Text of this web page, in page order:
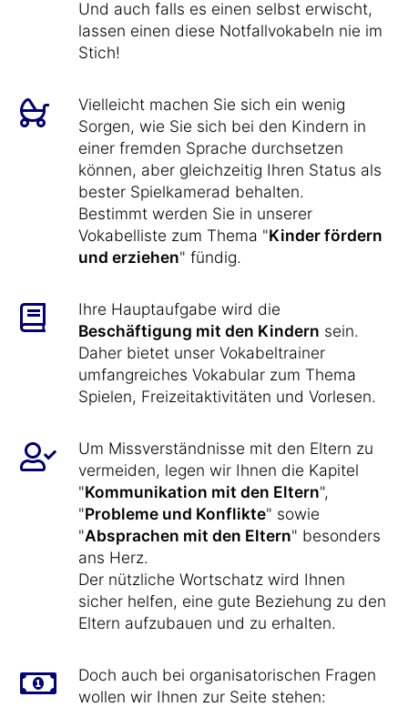
Und auch falls es einen selbst erwischt,
lassen einen diese Notfallvokabeln nie im
Stich!
Vielleicht machen Sie sich ein wenig
Sorgen, wie Sie sich bei den Kindern in
einer fremden Sprache durchsetzen
können, aber gleichzeitig Ihren Status als
bester Spielkamerad behalten.
Bestimmt werden Sie in unserer
Vokabelliste zum Thema "Kinder fördern
und erziehen" fündig.
Ihre Hauptaufgabe wird die
Beschäftigung mit den Kindern sein.
Daher bietet unser Vokabeltrainer
umfangreiches Vokabular zum Thema
Spielen, Freizeitaktivitäten und Vorlesen.
Um Missverständnisse mit den Eltern zu
vermeiden, legen wir Ihnen die Kapitel
"Kommunikation mit den Eltern",
"Probleme und Konflikte" sowie
"Absprachen mit den Eltern" besonders
ans Herz.
Der nützliche Wortschatz wird Ihnen
sicher helfen, eine gute Beziehung zu den
Eltern aufzubauen und zu erhalten.
Doch auch bei organisatorischen Fragen
wollen wir Ihnen zur Seite stehen: